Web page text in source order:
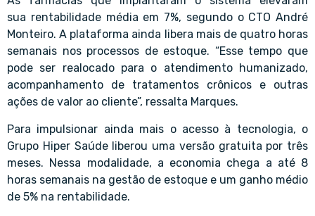
sua rentabilidade média em 7%, segundo o CTO André
Monteiro. A plataforma ainda libera mais de quatro horas
semanais nos processos de estoque. “Esse tempo que
pode ser realocado para o atendimento humanizado,
acompanhamento de tratamentos crônicos e outras
ações de valor ao cliente”, ressalta Marques.
Para impulsionar ainda mais o acesso à tecnologia, o
Grupo Hiper Saúde liberou uma versão gratuita por três
meses. Nessa modalidade, a economia chega a até 8
horas semanais na gestão de estoque e um ganho médio
de 5% na rentabilidade.